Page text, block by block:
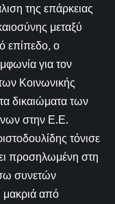
της επάρκειας
μεταξύ
επίπεδο, ο
για τον
Κοινωνικής
δικαιώματα των
στην Ε.Ε.
τόνισε
προσηλωμένη στη
συνετών
από